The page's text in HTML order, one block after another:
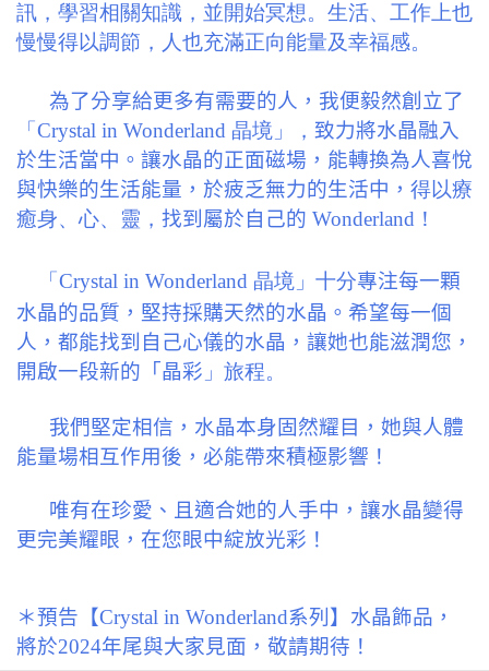
訊，學習相關知識 ，並開始冥想。生活、工作上也
慢慢得以調節，人也充滿正向能量及幸福感。
為了分享給更多有需要的人，我便毅然創立了
「Crystal in Wonderland 晶境」， 致力將水晶融入
於生活當中。讓水晶的正面磁場，能轉換為人喜悅
與快樂的生活能量，於疲乏無力的生活中， 得以療
癒身、心、靈， 找到屬於自己的 Wonderland！
「Crystal in Wonderland 晶境」十分專注每一顆
水晶的品質，堅持採購天然的水晶。希望每一個
人，都能找到自己心儀的水晶，讓她也能滋潤您，
開啟一段新的「晶彩 」旅程。
我們堅定相信，水晶本身固然耀目，她與人體
能量場相互作用後，必能帶來積極影響！
唯有在珍愛、且適合她的人手中，讓水晶變得
更完美耀眼，在您眼中綻放光彩！
＊預告【Crystal in Wonderland系列】水晶飾品，
將於2024年尾與大家見面， 敬請期待！